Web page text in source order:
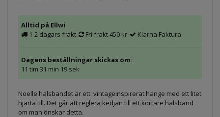
Alltid på Ellwi
1-2 dagars frakt
Fri frakt 450 kr Klarna Faktura
Dagens beställningar skickas om:
11 tim 31 min 19 sek
Noelle halsbandet är ett vintageinspirerat hänge med ett litet
hjärta till. Det går att reglera kedjan till ett kortare halsband
om man önskar detta.